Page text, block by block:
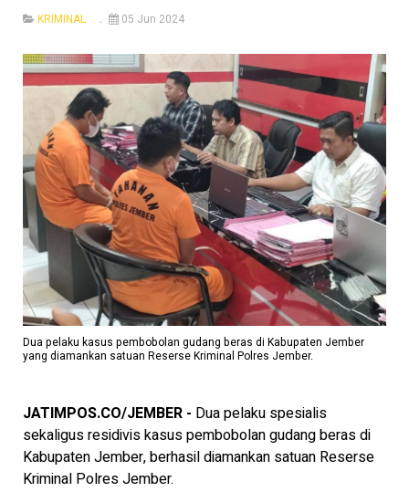
KRIMINAL 05 Jun 2024
Dua pelaku kasus pembobolan gudang beras di Kabupaten Jember
yang diamankan satuan Reserse Kriminal Polres Jember.
JATIMPOS.CO/JEMBER - Dua pelaku spesialis
sekaligus residivis kasus pembobolan gudang beras di
Kabupaten Jember, berhasil diamankan satuan Reserse
Kriminal Polres Jember.